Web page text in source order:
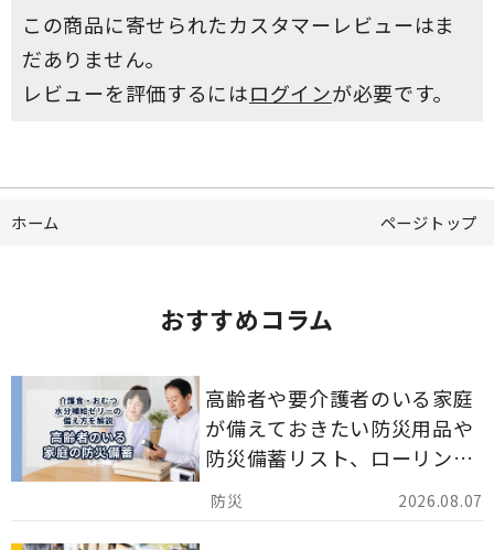
この商品に寄せられたカスタマーレビューはま
だありません。
レビューを評価するにはログインが必要です。
ホーム ページトップ
おすすめコラム
2026.08.07
高齢者や要介護者のいる家庭
が備えておきたい防災用品や
防災備蓄リスト、ローリング
ストックのポイントについて
解説します。